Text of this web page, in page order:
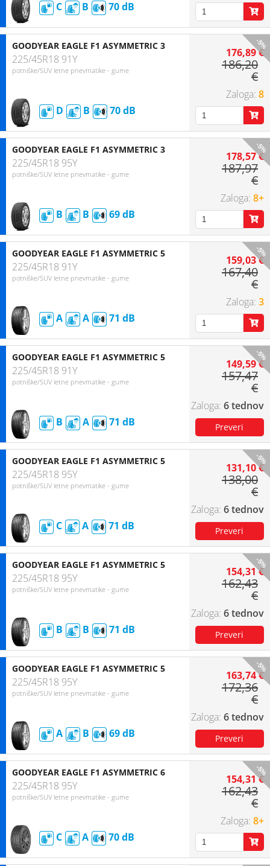
C B 70
-5%
GOODYEAR EAGLE F1 ASYMMETRIC 3
225/45R18 91Y
potniške/SUV letne pnevmatike - gume
D B 70
176,89 €
186,20
€
8
-5%
GOODYEAR EAGLE F1 ASYMMETRIC 3
225/45R18 95Y
potniške/SUV letne pnevmatike - gume
B B 69
178,57 €
187,97
€
8+
-5%
GOODYEAR EAGLE F1 ASYMMETRIC 5
225/45R18 91Y
potniške/SUV letne pnevmatike - gume
A A 71
159,03 €
167,40
€
3
-5%
GOODYEAR EAGLE F1 ASYMMETRIC 5
225/45R18 91Y
potniške/SUV letne pnevmatike - gume
B A 71
149,59 €
157,47
€
6 tednov
-5%
GOODYEAR EAGLE F1 ASYMMETRIC 5
225/45R18 95Y
potniške/SUV letne pnevmatike - gume
C A 71
131,10 €
138,00
€
6 tednov
-5%
GOODYEAR EAGLE F1 ASYMMETRIC 5
225/45R18 95Y
potniške/SUV letne pnevmatike - gume
B B 71
154,31 €
162,43
€
6 tednov
-5%
GOODYEAR EAGLE F1 ASYMMETRIC 5
225/45R18 95Y
potniške/SUV letne pnevmatike - gume
A B 69
163,74 €
172,36
€
6 tednov
-5%
GOODYEAR EAGLE F1 ASYMMETRIC 6
225/45R18 95Y
potniške/SUV letne pnevmatike - gume
C A 70
154,31 €
162,43
€
8+